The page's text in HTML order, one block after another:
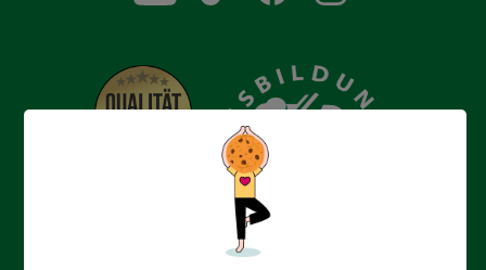
Erfolgreich bewerben mit Ausbildungspark: Wir
begleiten dich Schritt für Schritt bei deinem Start in den